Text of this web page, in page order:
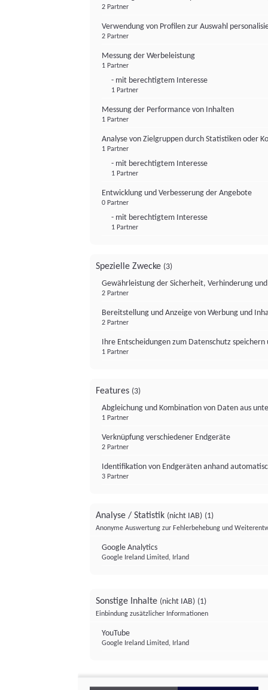
2 Partner
Verwendung von Profilen zur Auswahl
2 Partner
Messung der Werbeleistung
1 Partner
- mit berechtigtem Interesse
1 Partner
Messung der Performance von Inhalten
1 Partner
Analyse von Zielgruppen durch Statistiken oder
1 Partner
- mit berechtigtem Interesse
1 Partner
Entwicklung und Verbesserung der Angebote
0 Partner
- mit berechtigtem Interesse
1 Partner
Spezielle Zwecke (3)
Gewährleistung der Sicherheit, Verhinderung
2 Partner
Bereitstellung und Anzeige von Werbung und
2 Partner
Ihre Entscheidungen zum Datenschutz
1 Partner
Features (3)
Abgleichung und Kombination von Daten aus
1 Partner
Verknüpfung verschiedener Endgeräte
2 Partner
Identifikation von Endgeräten anhand
3 Partner
Analyse / Statistik (nicht IAB) (1)
Anonyme Auswertung zur Fehlerbehebung und
Google Analytics
Google Ireland Limited, Irland
Sonstige Inhalte (nicht IAB) (1)
Einbindung zusätzlicher Informationen
YouTube
Google Ireland Limited, Irland